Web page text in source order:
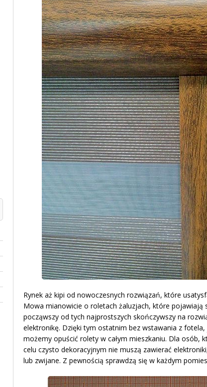
Rynek aż kipi od nowoczesnych rozwiązań, które
Mowa mianowicie o roletach żaluzjach, które pojawiają
począwszy od tych najprostszych skończywszy na
elektronikę. Dzięki tym ostatnim bez wstawania z
możemy opuścić rolety w całym mieszkaniu. Dla osób,
celu czysto dekoracyjnym nie muszą zawierać
lub zwijane. Z pewnością sprawdzą się w każdym